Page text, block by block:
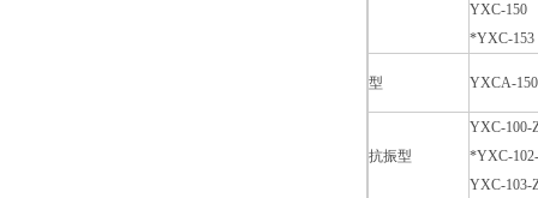
YXC-150
*YXC-153
型 YXCA-150
抗振型
YXC-100-
*YXC-
YXC-103-